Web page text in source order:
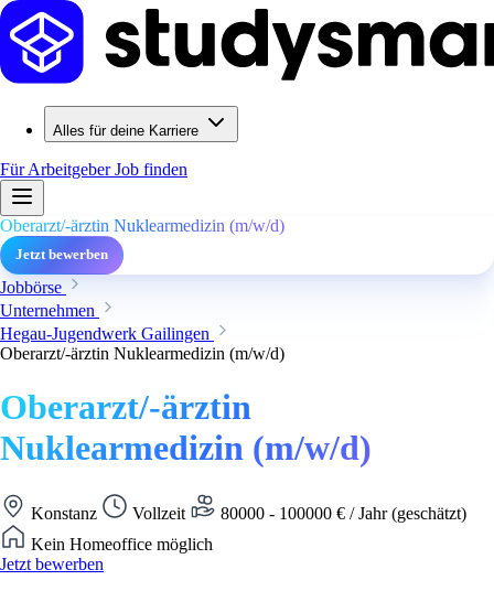
Alles für deine Karriere
Für ArbeitgeberJob finden
Oberarzt/-ärztin Nuklearmedizin (m/w/d)
Jetzt bewerben
Jobbörse
Unternehmen
Hegau-Jugendwerk Gailingen
Oberarzt/-ärztin Nuklearmedizin (m/w/d)
Oberarzt/-ärztin
Nuklearmedizin (m/w/d)
Konstanz Vollzeit
80000 - 100000 € / Jahr (geschätzt)
Kein Homeoffice möglich
Jetzt bewerben